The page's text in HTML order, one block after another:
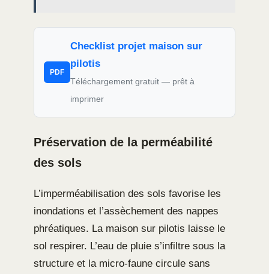
PDF
Checklist projet maison sur
pilotis
Téléchargement gratuit — prêt à
imprimer
Préservation de la perméabilité
des sols
L’imperméabilisation des sols favorise les
inondations et l’assèchement des nappes
phréatiques. La maison sur pilotis laisse le
sol respirer. L’eau de pluie s’infiltre sous la
structure et la micro-faune circule sans